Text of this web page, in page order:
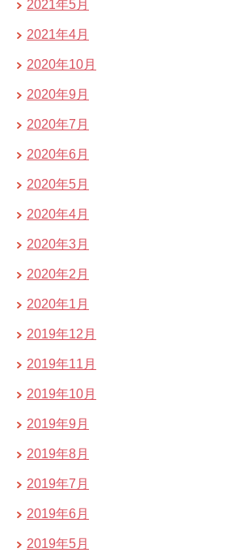
2021年5月
2021年4月
2020年10月
2020年9月
2020年7月
2020年6月
2020年5月
2020年4月
2020年3月
2020年2月
2020年1月
2019年12月
2019年11月
2019年10月
2019年9月
2019年8月
2019年7月
2019年6月
2019年5月